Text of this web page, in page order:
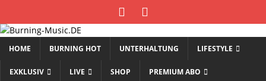
HOME BURNING HOT UNTERHALTUNG LIFESTYLE
EXKLUSIV LIVE SHOP PREMIUM ABO